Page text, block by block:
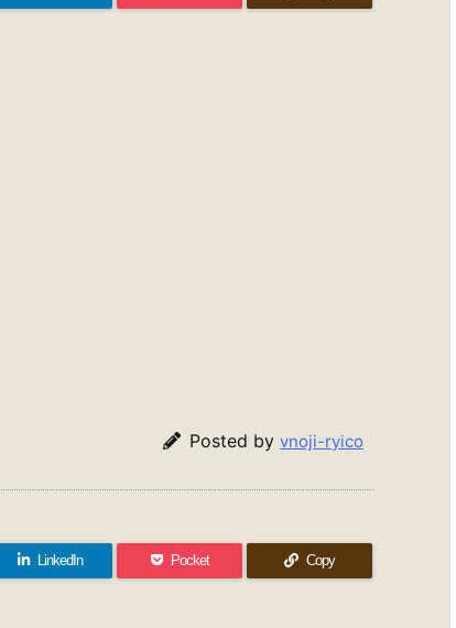
Posted by vnoji-ryico
LinkedIn Pocket Copy